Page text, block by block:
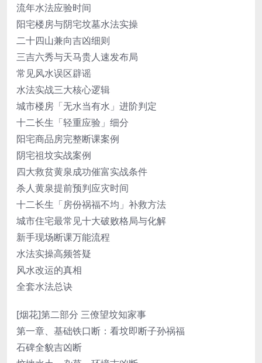
流年水法应验时间
阳宅楼房与阴宅坟墓水法实操
二十四山兼向吉凶细则
三吉六秀与天马贵人速发布局
常见风水误区辟谣
水法实战三大核心逻辑
城市楼房「无水当有水」进阶判定
十二长生「轻重应验」细分
阳宅商品房完整断课案例
阴宅祖坟实战案例
四大救贫黄泉成功催富实战条件
杀人黄泉提前预判应灾时间
十二长生「房份祸福不均」补救方法
城市住宅最常见十大破败格局与化解
新手现场断课万能流程
水法实操高频答疑
风水改运的真相
全套水法总诀
[烟花]第二部分 三僚望坟知家事
第一章、基础铁口断：看坟即断子孙祸福
石碑全貌吉凶断